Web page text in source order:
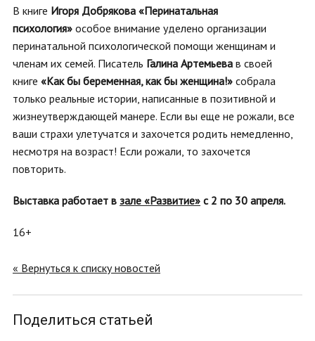
В книге Игоря Добрякова «Перинатальная
психология» особое внимание уделено организации
перинатальной психологической помощи женщинам и
членам их семей. Писатель Галина Артемьева в своей
книге «Как бы беременная, как бы женщина!» собрала
только реальные истории, написанные в позитивной и
жизнеутверждающей манере. Если вы еще не рожали, все
ваши страхи улетучатся и захочется родить немедленно,
несмотря на возраст! Если рожали, то захочется
повторить.
Выставка работает в зале «Развитие» с 2 по 30 апреля.
16+
« Вернуться к списку новостей
Поделиться статьей